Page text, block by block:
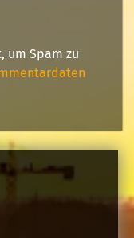
um Spam zu